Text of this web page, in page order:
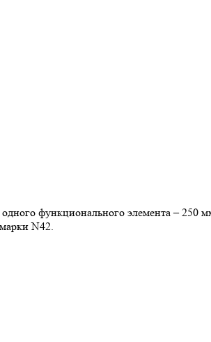
функционального элемента – 250
N42.